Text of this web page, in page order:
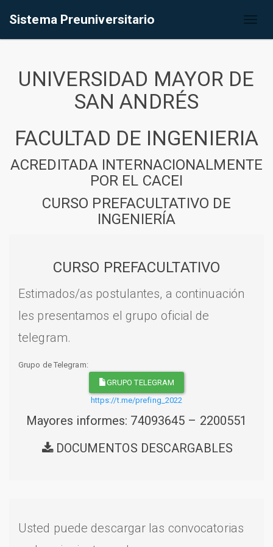
Sistema Preuniversitario
UNIVERSIDAD MAYOR DE
SAN ANDRÉS
FACULTAD DE INGENIERIA
ACREDITADA INTERNACIONALMENTE
POR EL CACEI
CURSO PREFACULTATIVO DE
INGENIERÍA
CURSO PREFACULTATIVO
Estimados/as postulantes, a continuación
les presentamos el grupo oficial de
telegram.
Grupo de Telegram:
GRUPO TELEGRAM
https://t.me/prefing_2022
Mayores informes: 74093645 – 2200551
DOCUMENTOS DESCARGABLES
Usted puede descargar las convocatorias